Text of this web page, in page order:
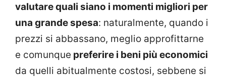
valutare quali siano i momenti migliori per
una grande spesa: naturalmente, quando i
prezzi si abbassano, meglio approfittarne
e comunque preferire i beni più economici
da quelli abitualmente costosi, sebbene si